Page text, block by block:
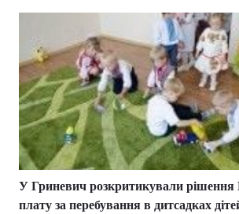
У Гриневич розкритикували
плату за перебування в дитсадках